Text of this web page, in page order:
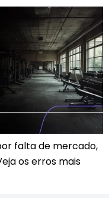
falta de mercado,
os erros mais